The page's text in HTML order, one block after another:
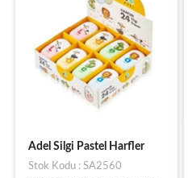
Slm Barbie Silgi
Stok Kodu : ST00028068